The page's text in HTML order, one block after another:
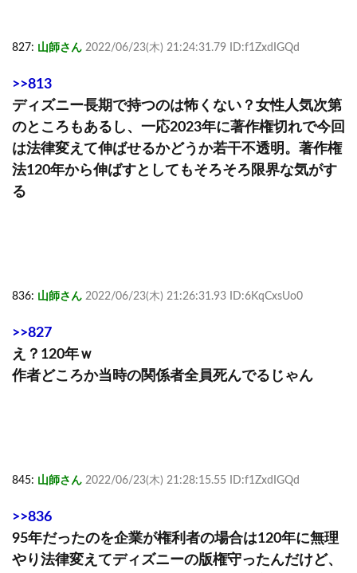
827: 山師さん 2022/06/23(木) 21:24:31.79 ID:f1ZxdIGQd
>>813
ディズニー長期で持つのは怖くない？女性人気次第
のところもあるし、一応2023年に著作権切れで今回
は法律変えて伸ばせるかどうか若干不透明。著作権
法120年から伸ばすとしてもそろそろ限界な気がす
る
836: 山師さん 2022/06/23(木) 21:26:31.93 ID:6KqCxsUo0
>>827
え？120年ｗ
作者どころか当時の関係者全員死んでるじゃん
845: 山師さん 2022/06/23(木) 21:28:15.55 ID:f1ZxdIGQd
>>836
95年だったのを企業が権利者の場合は120年に無理
やり法律変えてディズニーの版権守ったんだけど、